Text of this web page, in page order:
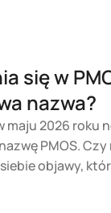
the-globe/
eurpub/article/
się w
nazwa?
maju 2026 roku
PMOS. Czy
objawy,
punktu